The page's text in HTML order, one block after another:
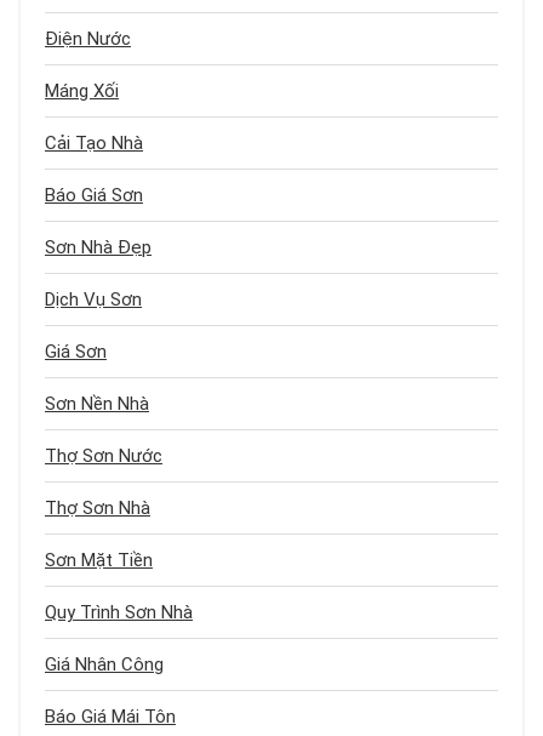
Điện Nước
Máng Xối
Cải Tạo Nhà
Báo Giá Sơn
Sơn Nhà Đẹp
Dịch Vụ Sơn
Giá Sơn
Sơn Nền Nhà
Thợ Sơn Nước
Thợ Sơn Nhà
Sơn Mặt Tiền
Quy Trình Sơn Nhà
Giá Nhân Công
Báo Giá Mái Tôn